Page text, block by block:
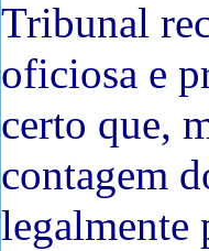
Tribunal
oficiosa e
certo que,
contagem
legalmente